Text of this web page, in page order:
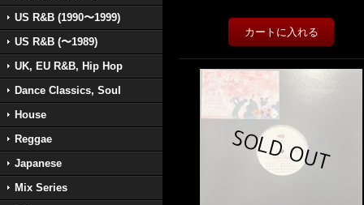
US R&B (1990〜1999)
US R&B (〜1989)
UK, EU R&B, Hip Hop
Dance Classics, Soul
House
Reggae
Japanese
Mix Series